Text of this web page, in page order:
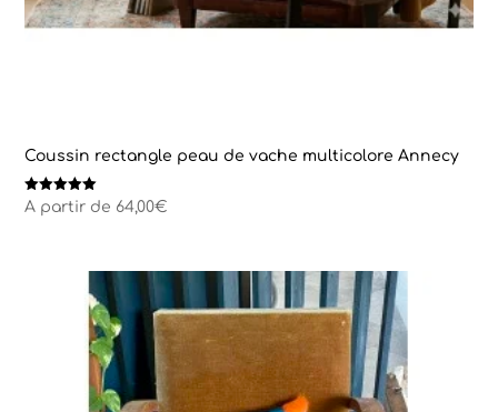
Coussin rectangle peau de vache multicolore Annecy
Note
5.00
A partir de 64,00€